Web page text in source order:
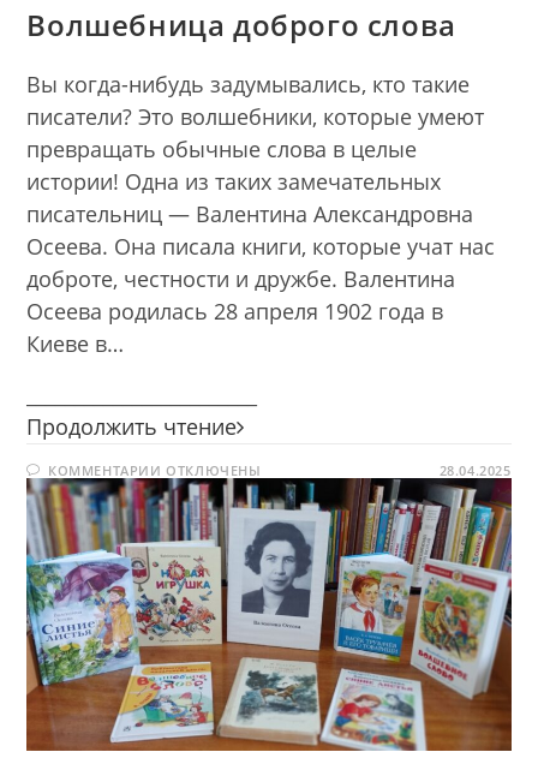
Волшебница доброго слова
Вы когда-нибудь задумывались, кто такие
писатели? Это волшебники, которые умеют
превращать обычные слова в целые
истории! Одна из таких замечательных
писательниц — Валентина Александровна
Осеева. Она писала книги, которые учат нас
доброте, честности и дружбе. Валентина
Осеева родилась 28 апреля 1902 года в
Киеве в…
Продолжить чтение Волшебница
слова
КОММЕНТАРИИ К
ЗАПИСИ
ВОЛШЕБНИЦА
ДОБРОГО
СЛОВА
ОТКЛЮЧЕНЫ 28.04.2025